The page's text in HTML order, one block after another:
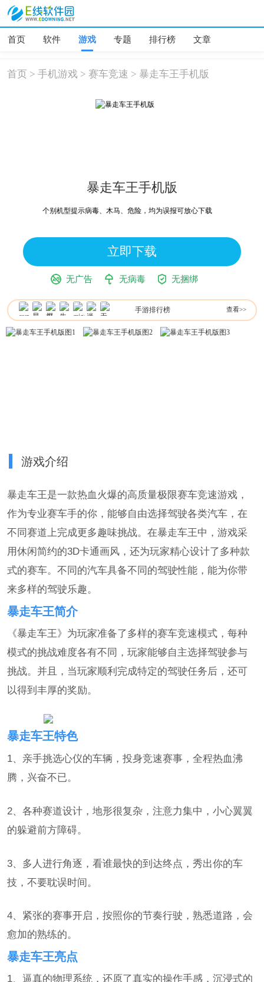
首页 软件 游戏 专题 排行榜 文章
首页 >手机游戏 >赛车竞速 > 暴走车王手机版
暴走车王手机版
个别机型提示病毒、木马、危险，均为误报可放心下载
立即下载
无广告 无病毒 无捆绑
手游排行榜 查看>>
游戏介绍
暴走车王是一款热血火爆的高质量极限赛车竞速游戏，
作为专业赛车手的你，能够自由选择驾驶各类汽车，在
不同赛道上完成更多趣味挑战。在暴走车王中，游戏采
用休闲简约的3D卡通画风，还为玩家精心设计了多种款
式的赛车。不同的汽车具备不同的驾驶性能，能为你带
来多样的驾驶乐趣。
暴走车王简介
《暴走车王》为玩家准备了多样的赛车竞速模式，每种
模式的挑战难度各有不同，玩家能够自主选择驾驶参与
挑战。并且，当玩家顺利完成特定的驾驶任务后，还可
以得到丰厚的奖励。
暴走车王特色
1、亲手挑选心仪的车辆，投身竞速赛事，全程热血沸
腾，兴奋不已。
2、各种赛道设计，地形很复杂，注意力集中，小心翼翼
的躲避前方障碍。
3、多人进行角逐，看谁最快的到达终点，秀出你的车
技，不要耽误时间。
4、紧张的赛事开启，按照你的节奏行驶，熟悉道路，会
愈加的熟练的。
暴走车王亮点
1、逼真的物理系统，还原了真实的操作手感，沉浸式的